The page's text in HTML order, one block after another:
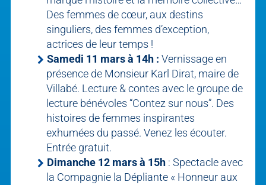
Des femmes de cœur, aux destins
singuliers, des femmes d’exception,
actrices de leur temps !
Samedi 11 mars à 14h : Vernissage en
présence de Monsieur Karl Dirat, maire de
Villabé. Lecture & contes avec le groupe de
lecture bénévoles “Contez sur nous”. Des
histoires de femmes inspirantes
exhumées du passé. Venez les écouter.
Entrée gratuit.
Dimanche 12 mars à 15h : Spectacle avec
la Compagnie la Dépliante « Honneur aux